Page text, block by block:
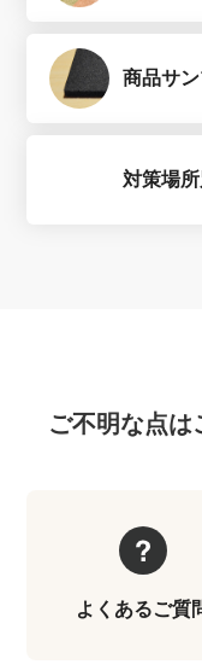
商品サ
対策場
ご不明な点は
よくあるご質